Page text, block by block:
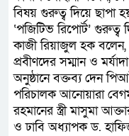
বিষয় গুরুত্ব দিয়ে ছাপা
‘পজিটিভ রিপোর্ট’ গুরুত্ব
কাজী রিয়াজুল হক বলেন,
প্রবীণদের সম্মান ও
অনুষ্ঠানে বক্তব্য দেন
পরিচালক আনোয়ারা
রহমানের স্ত্রী মাসুমা
ও ঢাবি অধ্যাপক ড.